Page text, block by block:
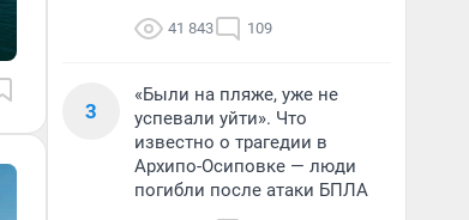
41 843 109
3
«Были на пляже, уже не
успевали уйти». Что
известно о трагедии в
Архипо-Осиповке — люди
погибли после атаки БПЛА